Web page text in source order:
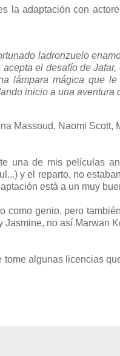
la adaptación con
ladronzuelo
el desafío de
lámpara mágica que
inicio a una aventura
Massoud, Naomi Scott,
una de mis películas
y el reparto, no
está a un muy
como genio, pero
no así Marwan
algunas licencias